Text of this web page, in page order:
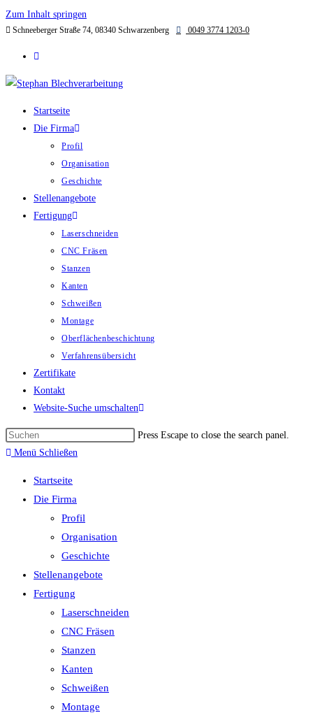
Zum Inhalt springen
Schneeberger Straße 74, 08340 Schwarzenberg 0049 3774 1203-0
Startseite
Die Firma
Profil
Organisation
Geschichte
Stellenangebote
Fertigung
Laserschneiden
CNC Fräsen
Stanzen
Kanten
Schweißen
Montage
Oberflächenbeschichtung
Verfahrensübersicht
Zertifikate
Kontakt
Website-Suche umschalten
Press Escape to close the search panel.
Menü Schließen
Startseite
Die Firma
Profil
Organisation
Geschichte
Stellenangebote
Fertigung
Laserschneiden
CNC Fräsen
Stanzen
Kanten
Schweißen
Montage